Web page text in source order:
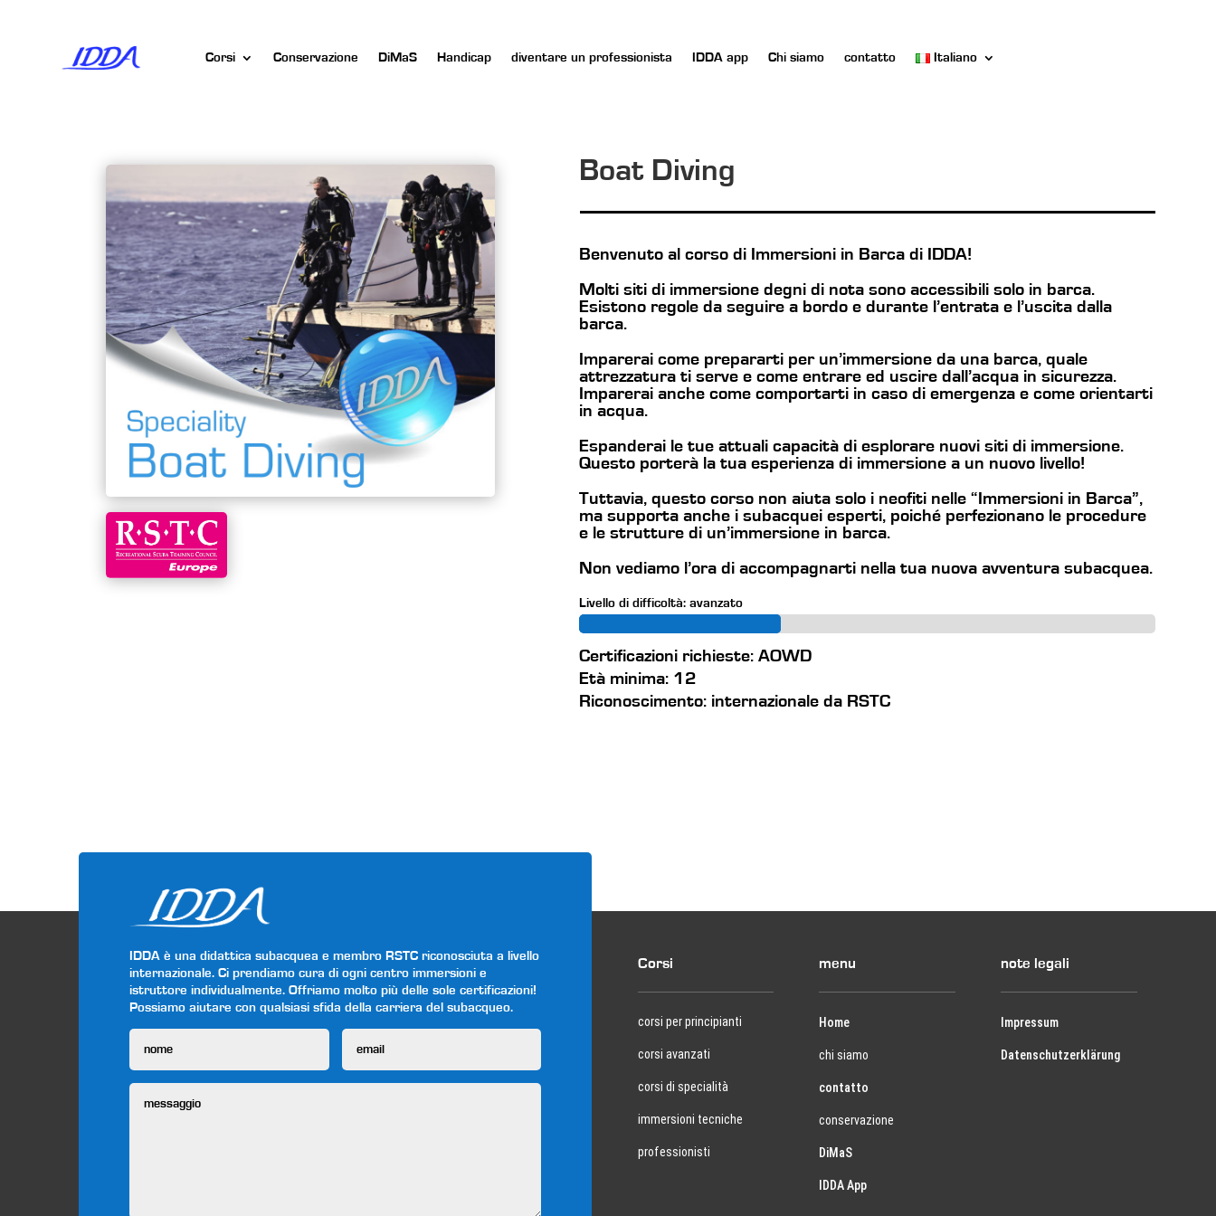
Corsi Conservazione DiMaS Handicap diventare un professionista IDDA app Chi siamo contatto Italiano
Boat Diving
Benvenuto al corso di Immersioni in Barca di IDDA!
Molti siti di immersione degni di nota sono accessibili solo in barca.
Esistono regole da seguire a bordo e durante l’entrata e l’uscita dalla
barca.
Imparerai come prepararti per un’immersione da una barca, quale
attrezzatura ti serve e come entrare ed uscire dall’acqua in sicurezza.
Imparerai anche come comportarti in caso di emergenza e come orientarti
in acqua.
Espanderai le tue attuali capacità di esplorare nuovi siti di immersione.
Questo porterà la tua esperienza di immersione a un nuovo livello!
Tuttavia, questo corso non aiuta solo i neofiti nelle “Immersioni in Barca”,
ma supporta anche i subacquei esperti, poiché perfezionano le procedure
e le strutture di un’immersione in barca.
Non vediamo l’ora di accompagnarti nella tua nuova avventura subacquea.
Livello di difficoltà: avanzato
Certificazioni richieste: AOWD
Età minima: 12
Riconoscimento: internazionale da RSTC
IDDA è una didattica subacquea e membro RSTC riconosciuta a livello
internazionale. Ci prendiamo cura di ogni centro immersioni e
istruttore individualmente. Offriamo molto più delle sole certificazioni!
Possiamo aiutare con qualsiasi sfida della carriera del subacqueo.
Corsi
corsi per principianti
corsi avanzati
corsi di specialità
immersioni tecniche
professionisti
menu
Home
chi siamo
contatto
conservazione
DiMaS
IDDA App
note legali
Impressum
Datenschutzerklärung